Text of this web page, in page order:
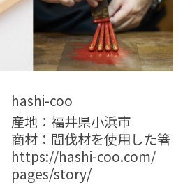
hashi-coo
産地：福井県小浜市
商材：間伐材を使用した箸
https://hashi-coo.com/
pages/story/